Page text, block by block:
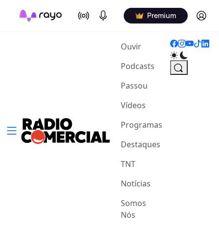
On Air Podcasts Premium Log in
Ouvir(current)
Podcasts
Passou
Vídeos
Programas
Destaques
TNT
Notícias
Somos
Nós